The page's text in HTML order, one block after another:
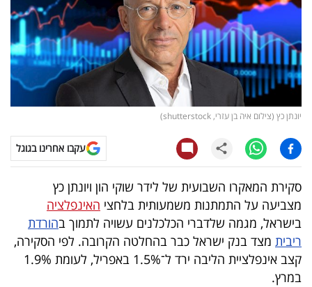
רכילות
עסקית
קריפטו
ויראלי
עסקי
ספורט
קריירה
ולימודים
מינויים
יונתן כץ (צילום איה בן עזרי, shutterstock)
עקבו אחרינו בגוגל
סקירת המאקרו השבועית של לידר שוקי הון ויונתן כץ
מצביעה על התמתנות משמעותית בלחצי האינפלציה
בישראל, מגמה שלדברי הכלכלנים עשויה לתמוך בהורדת
ריבית מצד בנק ישראל כבר בהחלטה הקרובה. לפי הסקירה,
קצב אינפלציית הליבה ירד ל־1.5% באפריל, לעומת 1.9%
במרץ.